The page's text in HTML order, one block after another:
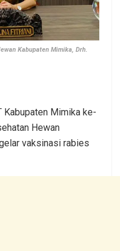
Kabupaten Mimika, Drh.
Kabupaten Mimika ke-
Hewan
vaksinasi rabies